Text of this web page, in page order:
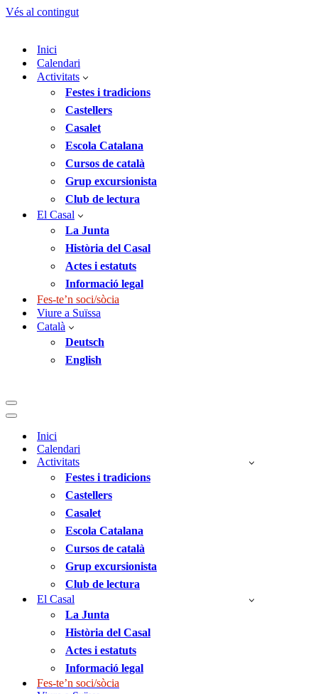
Vés al contingut
Inici
Calendari
Activitats
Festes i tradicions
Castellers
Casalet
Escola Catalana
Cursos de català
Grup excursionista
Club de lectura
El Casal
La Junta
Història del Casal
Actes i estatuts
Informació legal
Fes-te’n soci/sòcia
Viure a Suïssa
Català
Deutsch
English
Menú
de
Menú
navegació
Inici
Calendari
Activitats
Festes i tradicions
Castellers
Casalet
Escola Catalana
Cursos de català
Grup excursionista
Club de lectura
El Casal
La Junta
Història del Casal
Actes i estatuts
Informació legal
Fes-te’n soci/sòcia